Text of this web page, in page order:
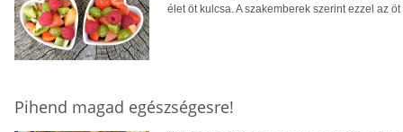
élet öt kulcsa. A szakemberek szerint ezzel az
Pihend magad egészségesre!